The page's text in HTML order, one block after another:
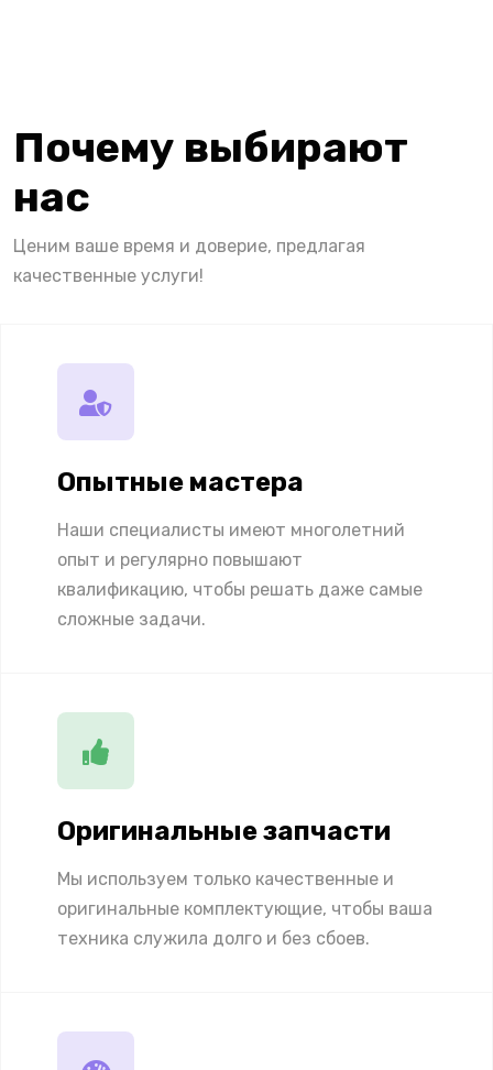
Почему выбирают
нас
Ценим ваше время и доверие, предлагая
качественные услуги!
Опытные мастера
Наши специалисты имеют многолетний
опыт и регулярно повышают
квалификацию, чтобы решать даже самые
сложные задачи.
Оригинальные запчасти
Мы используем только качественные и
оригинальные комплектующие, чтобы ваша
техника служила долго и без сбоев.